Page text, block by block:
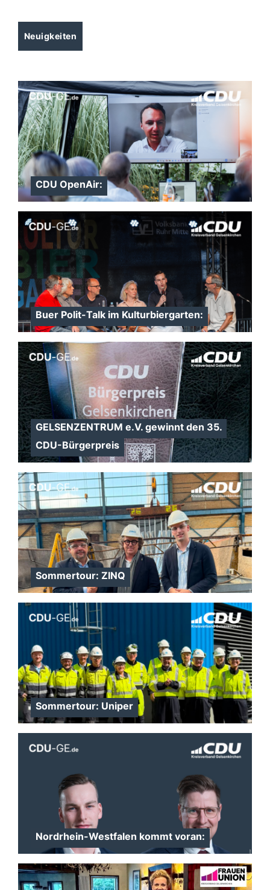
Neuigkeiten
CDU OpenAir:
Buer Polit-Talk im Kulturbiergarten:
GELSENZENTRUM e.V. gewinnt den 35.
CDU-Bürgerpreis
Sommertour: ZINQ
Sommertour: Uniper
Nordrhein-Westfalen kommt voran: